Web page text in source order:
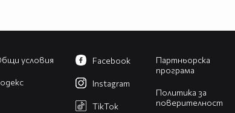
условия
Партньорска
програма
Политика за
поверителност
Facebook
Instagram
TikTok